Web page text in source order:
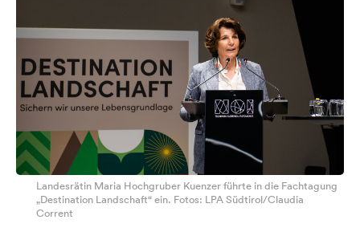
Landesrätin Maria Hochgruber Kuenzer führte in die Fachtagung
„Destination Landschaft“ ein. Fotos: LPA Südtirol/Claudia
Corrent